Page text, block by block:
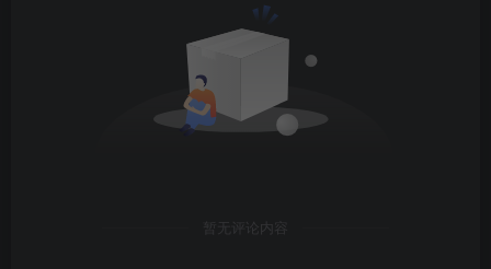
暂无评论内容